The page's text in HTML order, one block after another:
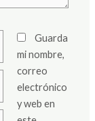
Guarda
mi nombre,
correo
electrónico
y web en